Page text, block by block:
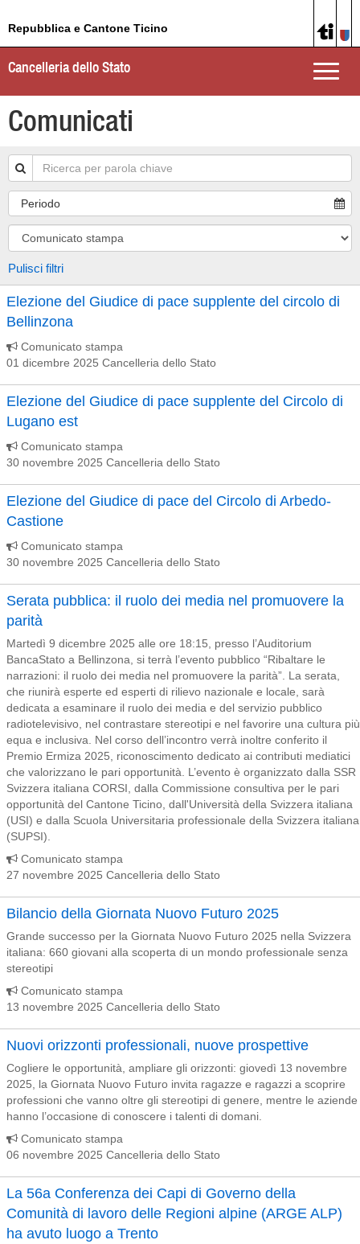
Repubblica e Cantone Ticino
Toggle
Cancelleria dello Stato
Comunicati
Periodo
Pulisci filtri
Elezione del Giudice di pace supplente del circolo di
Bellinzona
Comunicato stampa
01 dicembre 2025 Cancelleria dello Stato
Elezione del Giudice di pace supplente del Circolo di
Lugano est
Comunicato stampa
30 novembre 2025 Cancelleria dello Stato
Elezione del Giudice di pace del Circolo di Arbedo-
Castione
Comunicato stampa
30 novembre 2025 Cancelleria dello Stato
Serata pubblica: il ruolo dei media nel promuovere la
parità
Martedì 9 dicembre 2025 alle ore 18:15, presso l’Auditorium
BancaStato a Bellinzona, si terrà l’evento pubblico “Ribaltare le
narrazioni: il ruolo dei media nel promuovere la parità”. La serata,
che riunirà esperte ed esperti di rilievo nazionale e locale, sarà
dedicata a esaminare il ruolo dei media e del servizio pubblico
radiotelevisivo, nel contrastare stereotipi e nel favorire una cultura più
equa e inclusiva. Nel corso dell’incontro verrà inoltre conferito il
Premio Ermiza 2025, riconoscimento dedicato ai contributi mediatici
che valorizzano le pari opportunità. L’evento è organizzato dalla SSR
Svizzera italiana CORSI, dalla Commissione consultiva per le pari
opportunità del Cantone Ticino, dall'Università della Svizzera italiana
(USI) e dalla Scuola Universitaria professionale della Svizzera italiana
(SUPSI).
Comunicato stampa
27 novembre 2025 Cancelleria dello Stato
Bilancio della Giornata Nuovo Futuro 2025
Grande successo per la Giornata Nuovo Futuro 2025 nella Svizzera
italiana: 660 giovani alla scoperta di un mondo professionale senza
stereotipi
Comunicato stampa
13 novembre 2025 Cancelleria dello Stato
Nuovi orizzonti professionali, nuove prospettive
Cogliere le opportunità, ampliare gli orizzonti: giovedì 13 novembre
2025, la Giornata Nuovo Futuro invita ragazze e ragazzi a scoprire
professioni che vanno oltre gli stereotipi di genere, mentre le aziende
hanno l’occasione di conoscere i talenti di domani.
Comunicato stampa
06 novembre 2025 Cancelleria dello Stato
La 56a Conferenza dei Capi di Governo della
Comunità di lavoro delle Regioni alpine (ARGE ALP)
ha avuto luogo a Trento